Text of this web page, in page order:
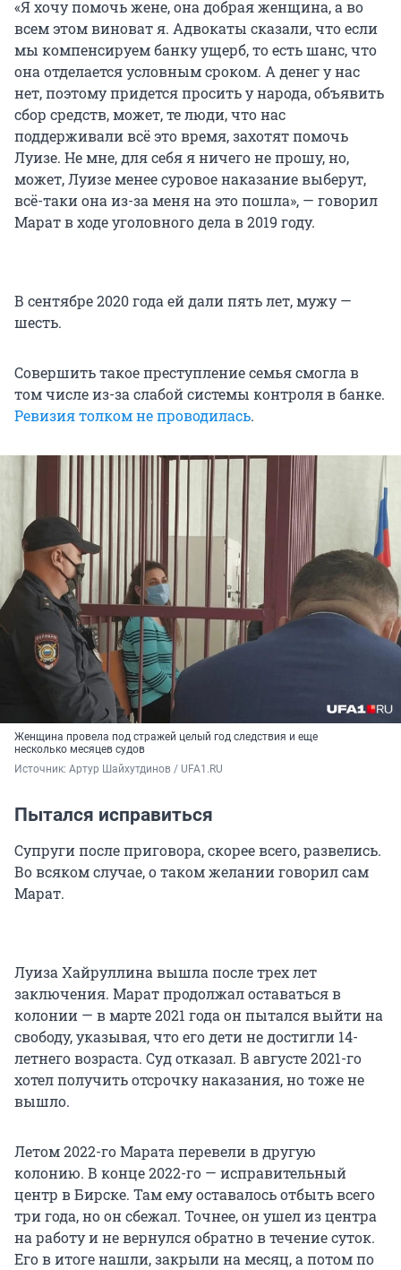
«Я хочу помочь жене, она добрая женщина, а во
всем этом виноват я. Адвокаты сказали, что если
мы компенсируем банку ущерб, то есть шанс, что
она отделается условным сроком. А денег у нас
нет, поэтому придется просить у народа, объявить
сбор средств, может, те люди, что нас
поддерживали всё это время, захотят помочь
Луизе. Не мне, для себя я ничего не прошу, но,
может, Луизе менее суровое наказание выберут,
всё-таки она из-за меня на это пошла», — говорил
Марат в ходе уголовного дела в 2019 году.
В сентябре 2020 года ей дали пять лет, мужу —
шесть.
Совершить такое преступление семья смогла в
том числе из-за слабой системы контроля в банке.
Ревизия толком не проводилась.
Женщина провела под стражей целый год следствия и еще
несколько месяцев судов
Источник: Артур Шайхутдинов / UFA1.RU
Пытался исправиться
Супруги после приговора, скорее всего, развелись.
Во всяком случае, о таком желании говорил сам
Марат.
Луиза Хайруллина вышла после трех лет
заключения. Марат продолжал оставаться в
колонии — в марте 2021 года он пытался выйти на
свободу, указывая, что его дети не достигли 14-
летнего возраста. Суд отказал. В августе 2021-го
хотел получить отсрочку наказания, но тоже не
вышло.
Летом 2022-го Марата перевели в другую
колонию. В конце 2022-го — исправительный
центр в Бирске. Там ему оставалось отбыть всего
три года, но он сбежал. Точнее, он ушел из центра
на работу и не вернулся обратно в течение суток.
Его в итоге нашли, закрыли на месяц, а потом по